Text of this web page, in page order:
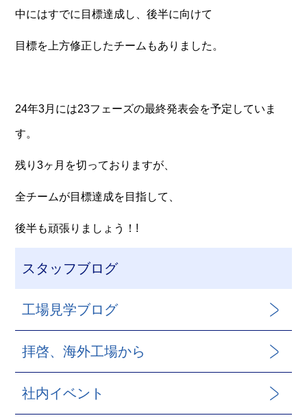
中にはすでに目標達成し、後半に向けて
目標を上方修正したチームもありました。
24年3月には23フェーズの最終発表会を予定していま
す。
残り3ヶ月を切っておりますが、
全チームが目標達成を目指して、
後半も頑張りましょう！!
スタッフブログ
工場見学ブログ
拝啓、海外工場から
社内イベント